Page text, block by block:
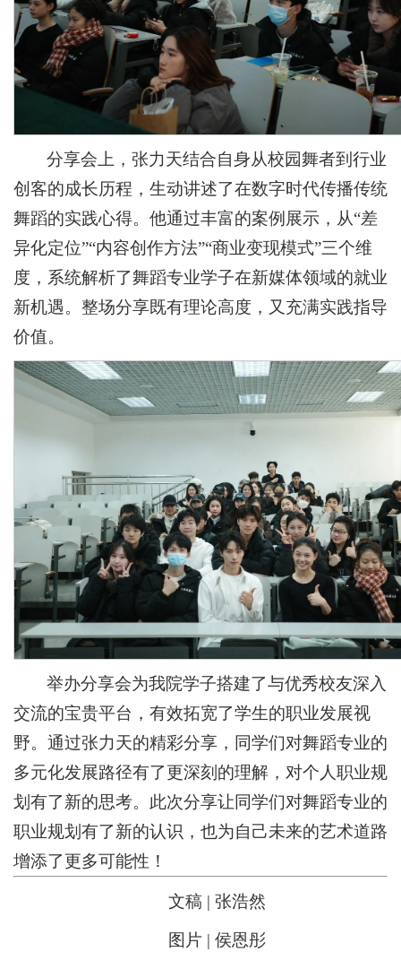
分享会上，张力天结合自身从校园舞者到行业
创客的成长历程，生动讲述了在数字时代传播传统
舞蹈的实践心得。他通过丰富的案例展示，从“差
异化定位”“内容创作方法”“商业变现模式”三个维
度，系统解析了舞蹈专业学子在新媒体领域的就业
新机遇。整场分享既有理论高度，又充满实践指导
价值。
举办分享会为我院学子搭建了与优秀校友深入
交流的宝贵平台，有效拓宽了学生的职业发展视
野。通过张力天的精彩分享，同学们对舞蹈专业的
多元化发展路径有了更深刻的理解，对个人职业规
划有了新的思考。此次分享让同学们对舞蹈专业的
职业规划有了新的认识，也为自己未来的艺术道路
增添了更多可能性！
文稿 | 张浩然
图片 | 侯恩彤